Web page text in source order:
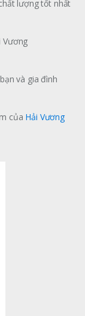
lượng tốt nhất
Vương
và gia đình
của Hải Vương